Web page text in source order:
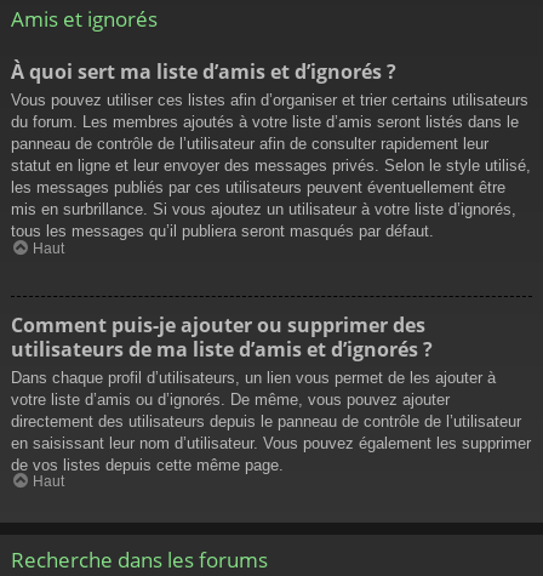
Amis et ignorés
À quoi sert ma liste d’amis et d’ignorés ?
Vous pouvez utiliser ces listes afin d’organiser et trier certains utilisateurs
du forum. Les membres ajoutés à votre liste d’amis seront listés dans le
panneau de contrôle de l’utilisateur afin de consulter rapidement leur
statut en ligne et leur envoyer des messages privés. Selon le style utilisé,
les messages publiés par ces utilisateurs peuvent éventuellement être
mis en surbrillance. Si vous ajoutez un utilisateur à votre liste d’ignorés,
tous les messages qu’il publiera seront masqués par défaut.
Haut
Comment puis-je ajouter ou supprimer des
utilisateurs de ma liste d’amis et d’ignorés ?
Dans chaque profil d’utilisateurs, un lien vous permet de les ajouter à
votre liste d’amis ou d’ignorés. De même, vous pouvez ajouter
directement des utilisateurs depuis le panneau de contrôle de l’utilisateur
en saisissant leur nom d’utilisateur. Vous pouvez également les supprimer
de vos listes depuis cette même page.
Haut
Recherche dans les forums